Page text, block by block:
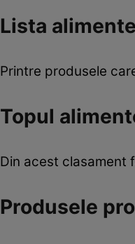
Lista
Printre produsele
Topul
Din acest clasament
Produsele